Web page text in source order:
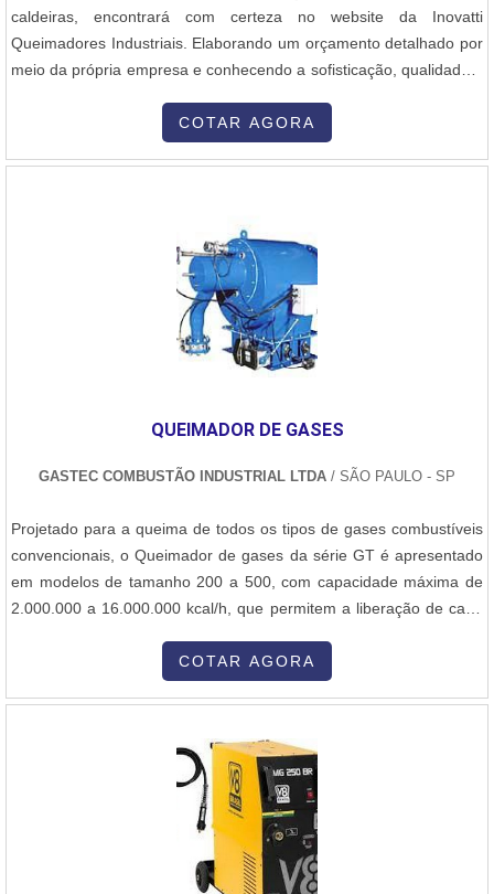
caldeiras, encontrará com certeza no website da Inovatti
Queimadores Industriais. Elaborando um orçamento detalhado por
meio da própria empresa e conhecendo a sofisticação, qualidade e
QUEIMADORES PARA CALDEIRASQuem pesquisa na internet por
preço de queimadores para caldeiras em uma empresa que preza
peças para queimadores industriais, garantindo o que há de
melhor na atualidade. Sem trocar o foco sobre preço de
queimadores para caldeiras, deve-se ter a exatidão em orçar com
empresas que prezam por produtos e serviços que tenham ótima
qualidade e precisão, detalhes que passam despercebidos e
podem gerar prejuízo futuros para os clientes.É importante lembrar
a qualidade e durabilidade dos materiais, além de evitar prejuízos
com substituições frequentes de produtos que não cumprem com
desnecessários.Existem diversos motivos para a Inovatti
Queimadores Industriais ter se tornado destaque quando
pensamos em uma empresa que entrega confiança e serviços de
qualidade. Alguns desses motivos são: Equipe multidisciplinar de
área de atuação; Pagamento acessível; Escritório de alta qualidade
onde são realizadas as atividades; Matéria-prima de excelente
qualidade; Equipamentos de última geração.QUALIDADES E
Industriais existem as melhores variedades no segmento quando o
assunto for preço de queimadores para caldeiras. A empresa
oferece opções como conserto de queimadores e queimador a gás
para forno.Tudo isso por ser uma empresa comprometida com
seus serviços e uma empresa que preza pela segurança,
qualificações possíveis pelo fato de a empresa possuir escritório de
COTAR AGORA
QUEIMADOR DE GASES
GASTEC COMBUSTÃO INDUSTRIAL LTDA / SÃO PAULO - SP
Projetado para a queima de todos os tipos de gases combustíveis
convencionais, o Queimador de gases da série GT é apresentado
em modelos de tamanho 200 a 500, com capacidade máxima de
2.000.000 a 16.000.000 kcal/h, que permitem a liberação de calor
mistura ar/gás de projeto aerodinâmico, que propicia ao
COTAR AGORA